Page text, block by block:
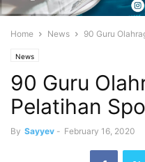
Home News 90 Guru
News
90 Guru
Pelatihan
By Sayyev - February 16, 2020